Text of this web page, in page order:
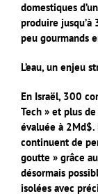
domestiques
produire jusqu’à
peu gourmands
L’eau, un enjeu
En Israël, 300
Tech » et plus
évaluée à 2Md$.
continuent de
goutte » grâce
désormais
isolées avec